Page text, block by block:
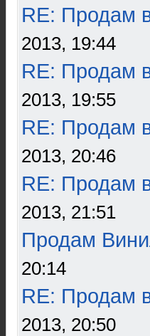
RE: Продам
2013, 19:44
RE: Продам
2013, 19:55
RE: Продам
2013, 20:46
RE: Продам
2013, 21:51
Продам
20:14
RE: Продам
2013, 20:50